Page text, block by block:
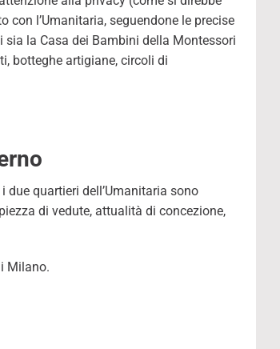
l’Umanitaria, seguendone le precise
la Casa dei Bambini della Montessori
botteghe artigiane, circoli di
quartieri dell’Umanitaria sono
di vedute, attualità di concezione,
Milano.